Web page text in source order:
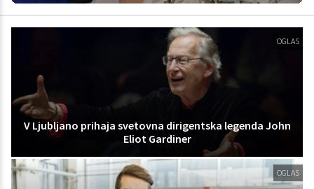
OGLAS
V Ljubljano prihaja svetovna dirigentska legenda John
Eliot Gardiner
OGLAS